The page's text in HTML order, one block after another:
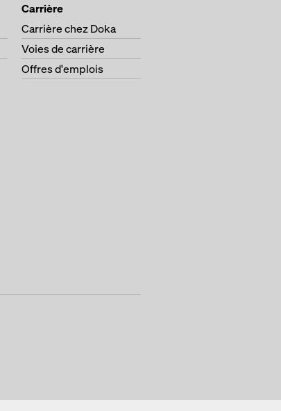
Carrière
Carrière chez Doka
Voies de carrière
Offres d'emplois